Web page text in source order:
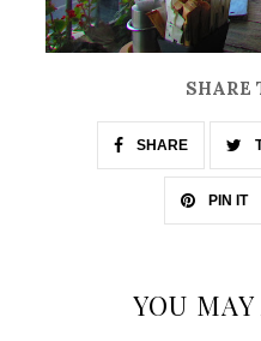
SHARE
SHARE
PIN IT
YOU